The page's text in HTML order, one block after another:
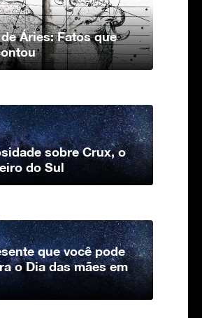
Áries: Fatos que
sobre Crux, o
do Sul
que você pode
o Dia das mães em